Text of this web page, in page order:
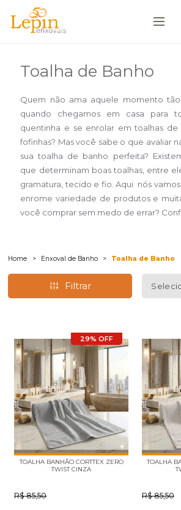
Toalha de Banho
Quem não ama aquele momento
quando chegamos em casa para
quentinha e se enrolar em toalhas de
fofinhas? Mas você sabe o que avaliar
sua toalha de banho perfeita?
que determinam boas toalhas, entre
gramatura, tecido e fio. Aqui nós
enrome variedade de produtos e
você comprar sem medo de errar?
Home Enxoval de Banho Toalha de Banho
Filtrar
29% OFF
TOALHA BANHÃO CORTTEX ZERO
TWIST CINZA
R$ 85,50
TOALHA
R$ 85,50